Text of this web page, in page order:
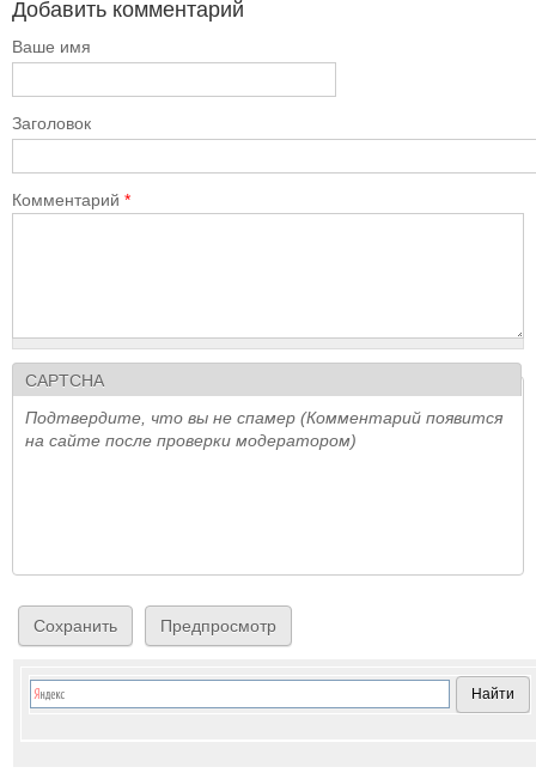
Добавить комментарий
Ваше имя
Заголовок
Комментарий *
CAPTCHA
Подтвердите, что вы не спамер (Комментарий появится
на сайте после проверки модератором)